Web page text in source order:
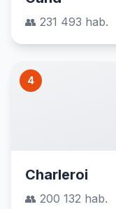
👥 231 493 hab.
4
Charleroi
👥 200 132 hab.